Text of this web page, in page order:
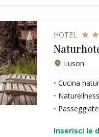
HOTEL
Luson
Cucina
Inserisci le